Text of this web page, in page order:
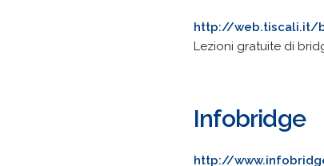
http://web.tiscali.it/
Lezioni gratuite di
Infobridge
http://